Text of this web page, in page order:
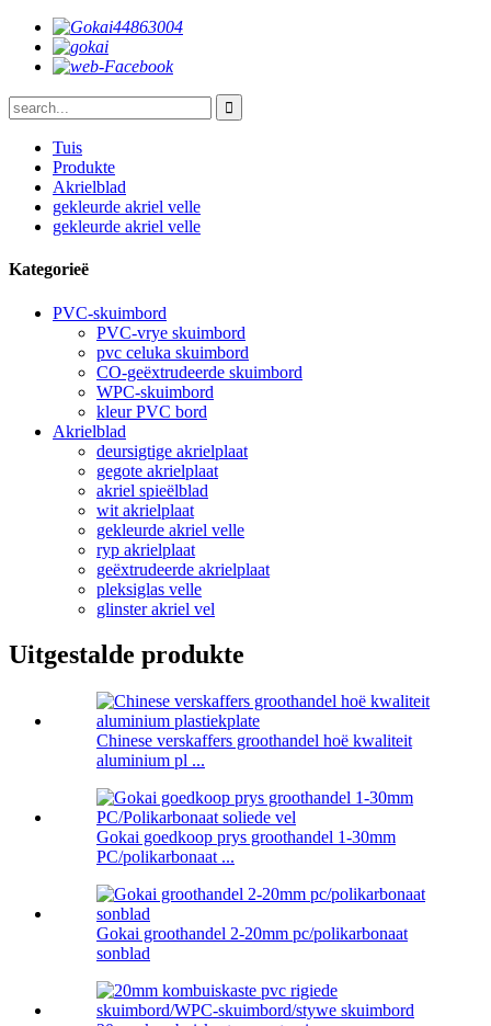
Tuis
Produkte
Akrielblad
gekleurde akriel velle
gekleurde akriel velle
Kategorieë
PVC-skuimbord
PVC-vrye skuimbord
pvc celuka skuimbord
CO-geëxtrudeerde skuimbord
WPC-skuimbord
kleur PVC bord
Akrielblad
deursigtige akrielplaat
gegote akrielplaat
akriel spieëlblad
wit akrielplaat
gekleurde akriel velle
ryp akrielplaat
geëxtrudeerde akrielplaat
pleksiglas velle
glinster akriel vel
Uitgestalde produkte
Chinese verskaffers groothandel hoë kwaliteit
aluminium pl ...
Gokai goedkoop prys groothandel 1-30mm
PC/polikarbonaat ...
Gokai groothandel 2-20mm pc/polikarbonaat
sonblad